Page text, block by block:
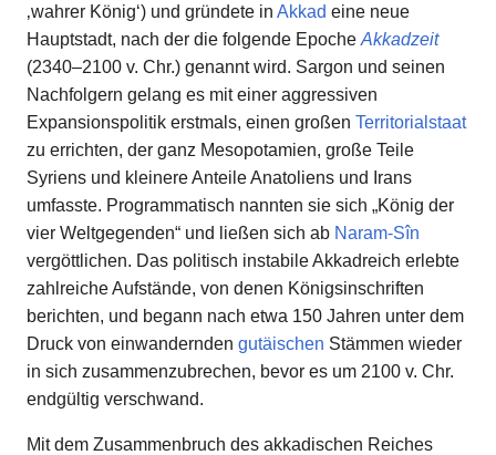
‚wahrer König‘) und gründete in Akkad eine neue
Hauptstadt, nach der die folgende Epoche Akkadzeit
(2340–2100 v. Chr.) genannt wird. Sargon und seinen
Nachfolgern gelang es mit einer aggressiven
Expansionspolitik erstmals, einen großen Territorialstaat
zu errichten, der ganz Mesopotamien, große Teile
Syriens und kleinere Anteile Anatoliens und Irans
umfasste. Programmatisch nannten sie sich „König der
vier Weltgegenden“ und ließen sich ab Naram-Sîn
vergöttlichen. Das politisch instabile Akkadreich erlebte
zahlreiche Aufstände, von denen Königsinschriften
berichten, und begann nach etwa 150 Jahren unter dem
Druck von einwandernden gutäischen Stämmen wieder
in sich zusammenzubrechen, bevor es um 2100 v. Chr.
endgültig verschwand.
Mit dem Zusammenbruch des akkadischen Reiches